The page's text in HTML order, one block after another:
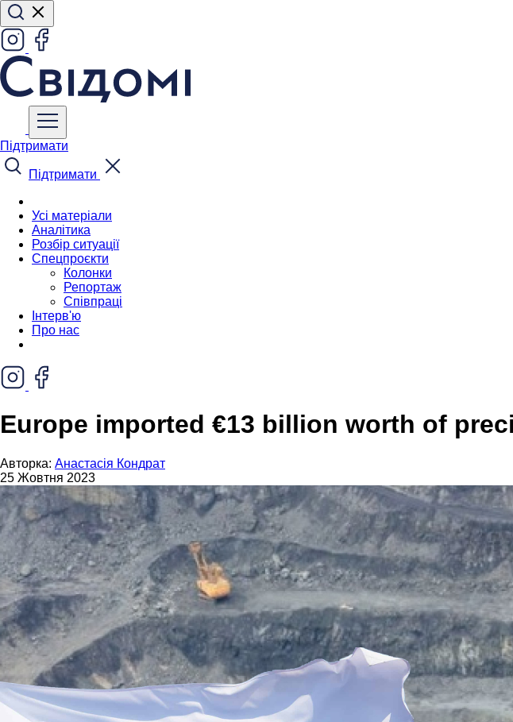
Підтримати
Підтримати
Усі матеріали
Аналітика
Розбір ситуації
Спецпроєкти
Колонки
Репортаж
Співпраці
Інтерв'ю
Про нас
Europe imported €13 billion worth of
Авторка: Анастасія Кондрат
25 Жовтня 2023